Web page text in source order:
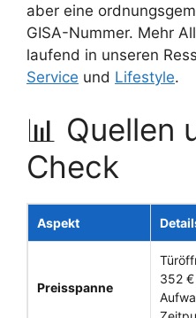
aber eine
GISA-Nummer. Mehr
laufend in unseren
Service und Lifestyle.
📊 Quellen
Check
Aspekt
Preisspanne
352